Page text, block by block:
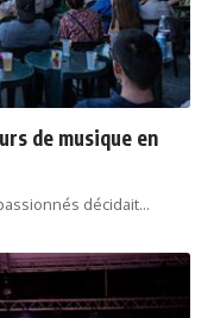
de musique en
décidait…